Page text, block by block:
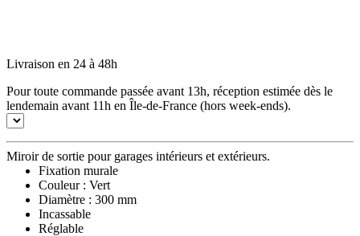
Livraison en 24 à 48h
Pour toute commande passée avant 13h, réception estimée dès le
lendemain avant 11h en Île-de-France (hors week-ends).
Miroir de sortie pour garages intérieurs et extérieurs.
Fixation murale
Couleur : Vert
Diamètre : 300 mm
Incassable
Réglable